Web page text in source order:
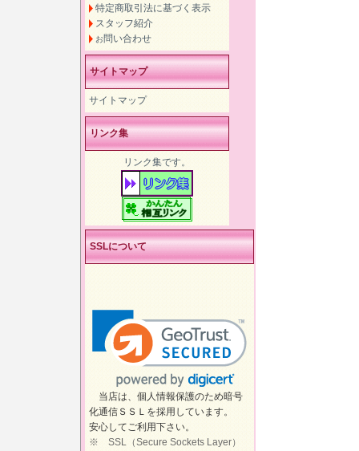
特定商取引法に基づく表示
スタッフ紹介
お問い合わせ
サイトマップ
サイトマップ
リンク集
リンク集です。
SSLについて
当店は、個人情報保護のため暗号
化通信ＳＳＬを採用しています。
安心してご利用下さい。
※ SSL（Secure Sockets Layer）